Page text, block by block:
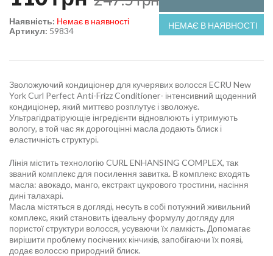
НЕМАЄ В НАЯВНОСТІ
Артикул: 59834
Наявність: Немає в наявності
Зволожуючий кондиціонер для кучерявих волосся ECRU New
York Curl Perfect Anti-Frizz Conditioner- інтенсивний щоденний
кондиціонер, який миттєво розплутує і зволожує.
Ультрагідратірующіе інгредієнти відновлюють і утримують
вологу, в той час як дорогоцінні масла додають блиск і
еластичність структурі.
Лінія містить технологію CURL ENHANSING COMPLEX, так
званий комплекс для посилення завитка. В комплекс входять
масла: авокадо, манго, екстракт цукрового тростини, насіння
дині талахарі.
Масла містяться в догляді, несуть в собі потужний живильний
комплекс, який становить ідеальну формулу догляду для
пористої структури волосся, усуваючи їх ламкість. Допомагає
вирішити проблему посічених кінчиків, запобігаючи їх появі,
додає волоссю природний блиск.